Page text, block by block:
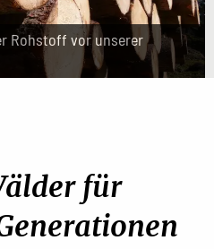
Rohstoff vor unserer
für